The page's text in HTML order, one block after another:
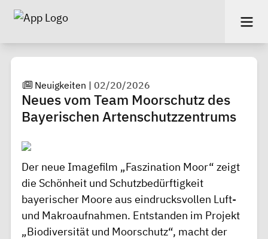
Neuigkeiten |02/20/2026
Neues vom Team Moorschutz des
Bayerischen Artenschutzzentrums
Der neue Imagefilm „Faszination Moor“ zeigt
die Schönheit und Schutzbedürftigkeit
bayerischer Moore aus eindrucksvollen Luft-
und Makroaufnahmen. Entstanden im Projekt
„Biodiversität und Moorschutz“, macht der